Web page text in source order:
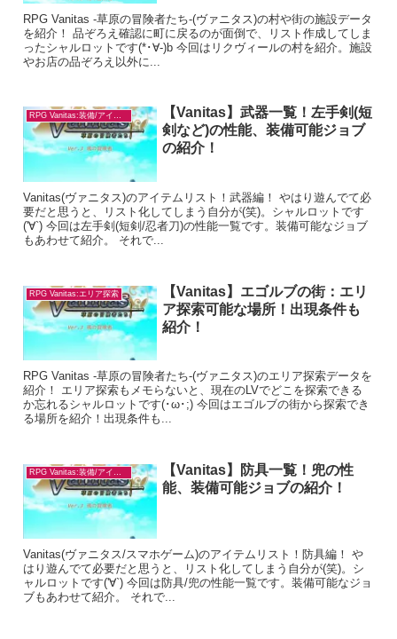
RPG Vanitas -草原の冒険者たち-(ヴァニタス)の村や街の施設データ
を紹介！ 品ぞろえ確認に町に戻るのが面倒で、リスト作成してしま
ったシャルロットです(*･∀-)b 今回はリクヴィールの村を紹介。施設
やお店の品ぞろえ以外に...
RPG Vanitas:装備/アイテム
【Vanitas】武器一覧！左手剣(短
剣など)の性能、装備可能ジョブ
の紹介！
Vanitas(ヴァニタス)のアイテムリスト！武器編！ やはり遊んでて必
要だと思うと、リスト化してしまう自分が(笑)。シャルロットです
('∀`) 今回は左手剣(短剣/忍者刀)の性能一覧です。装備可能なジョブ
もあわせて紹介。 それで...
RPG Vanitas:エリア探索
【Vanitas】エゴルブの街：エリ
ア探索可能な場所！出現条件も
紹介！
RPG Vanitas -草原の冒険者たち-(ヴァニタス)のエリア探索データを
紹介！ エリア探索もメモらないと、現在のLVでどこを探索できる
か忘れるシャルロットです(･ω･;) 今回はエゴルブの街から探索でき
る場所を紹介！出現条件も...
RPG Vanitas:装備/アイテム
【Vanitas】防具一覧！兜の性
能、装備可能ジョブの紹介！
Vanitas(ヴァニタス/スマホゲーム)のアイテムリスト！防具編！ や
はり遊んでて必要だと思うと、リスト化してしまう自分が(笑)。シ
ャルロットです('∀`) 今回は防具/兜の性能一覧です。装備可能なジョ
ブもあわせて紹介。 それで...